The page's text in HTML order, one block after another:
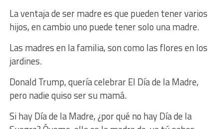
La ventaja de ser madre es que pueden tener varios
hijos, en cambio uno puede tener solo una madre.
Las madres en la familia, son como las flores en los
jardines.
Donald Trump, quería celebrar El Día de la Madre,
pero nadie quiso ser su mamá.
Si hay Día de la Madre, ¿por qué no hay Día de la